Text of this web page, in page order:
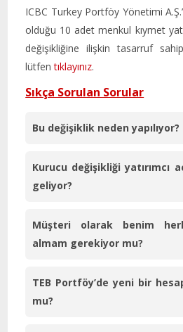
ICBC Turkey Portföy Yönetimi
olduğu 10 adet menkul kıymet
değişikliğine ilişkin tasarruf
lütfentıklayınız.
Sıkça Sorulan Sorular
Bu değişiklik neden yapılıyor?
Kurucu değişikliği yatırımcı
geliyor?
Müşteri olarak benim
almam gerekiyor mu?
TEB Portföy’de yeni bir
mu?